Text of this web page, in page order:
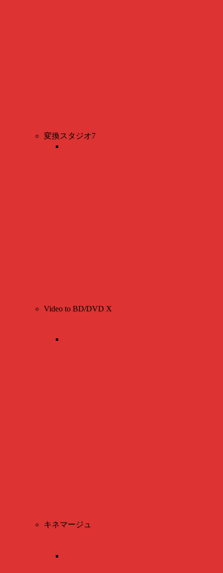
変換スタジオ7
Video to BD/DVD X
キネマージュ